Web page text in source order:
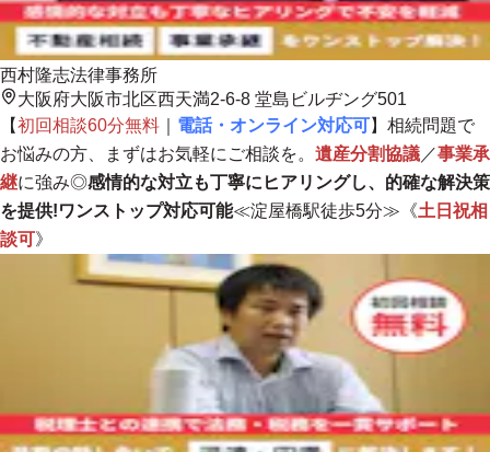
西村隆志法律事務所
大阪府大阪市北区西天満2-6-8 堂島ビルヂング501
【初回相談60分無料 電話・オンライン対応可】相続問題で
お悩みの方、まずはお気軽にご相談を。 遺産分割協議 ／事業承
継に強み◎感情的な対立も丁寧にヒアリングし、的確な解決策
を提供!ワンストップ対応可能≪淀屋橋駅徒歩5分≫《土日祝相
談可》